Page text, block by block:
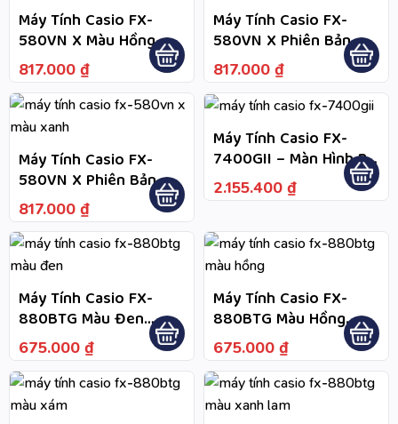
Máy Tính Casio FX-
580VN X Màu Hồng
Fullbox Chính Hãng
Bảo Hành 7 Năm
817.000 ₫
Máy Tính Casio FX-
580VN X Phiên Bản
Màu Đen
817.000 ₫
Máy Tính Casio FX-
580VN X Phiên Bản
Màu Xanh Da Trời
817.000 ₫
Máy Tính Casio FX-
7400GII – Màn Hình Rõ,
Đồ Thị Trực Quan, Dễ
Học Công Cụ Học Hàm
Quy
2.155.400 ₫
Máy Tính Casio FX-
880BTG Màu Đen
Fullbox Bảo Hành 7
Năm
675.000 ₫
Máy Tính Casio FX-
880BTG Màu Hồng
Fullbox Chính Hãng
Bảo Hành 7 Năm
675.000 ₫